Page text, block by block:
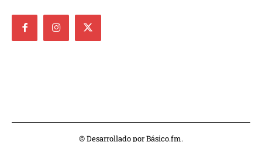
© Desarrollado por Básico.fm.